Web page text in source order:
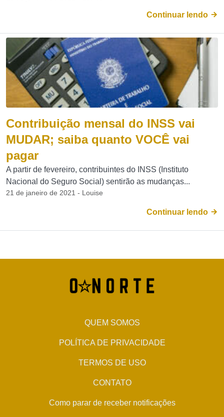
Continuar lendo
Contribuição mensal do INSS vai
MUDAR; saiba quanto VOCÊ vai
pagar
A partir de fevereiro, contribuintes do INSS (Instituto
Nacional do Seguro Social) sentirão as mudanças...
21 de janeiro de 2021 - Louise
Continuar lendo
QUEM SOMOS
POLÍTICA DE PRIVACIDADE
TERMOS DE USO
CONTATO
Como parar de receber notificações